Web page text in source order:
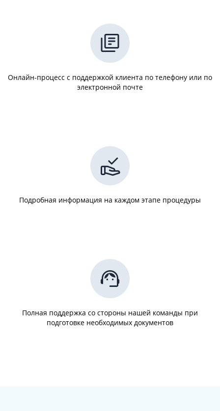
Онлайн-процесс с поддержкой клиента по телефону или по
электронной почте
Подробная информация на каждом этапе процедуры
Полная поддержка со стороны нашей команды при
подготовке необходимых документов